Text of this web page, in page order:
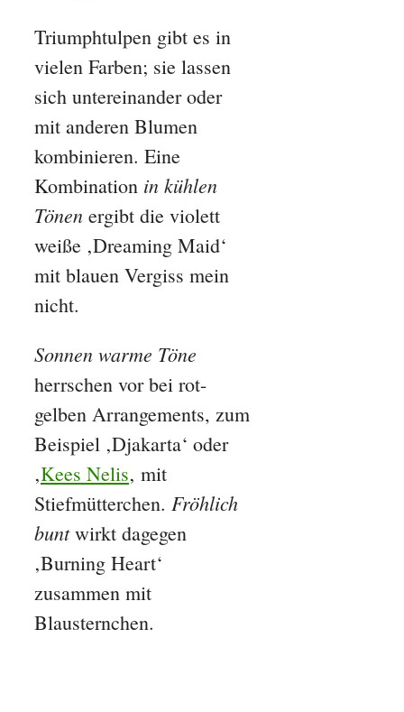
Triumphtulpen gibt es in
vielen Farben; sie lassen
sich untereinander oder
mit anderen Blumen
kombinieren. Eine
Kombination in kühlen
Tönen ergibt die violett
weiße ‚Dreaming Maid‘
mit blauen Vergiss mein
nicht.
Sonnen warme Töne
herrschen vor bei rot-
gelben Arrangements, zum
Beispiel ‚Djakarta‘ oder
‚Kees Nelis‚ mit
Stiefmütterchen. Fröhlich
buntwirkt dagegen
‚Burning Heart‘
zusammen mit
Blausternchen.